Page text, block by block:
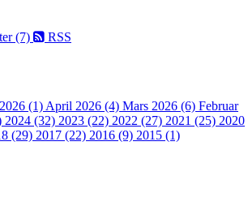
(7) RSS
(1) April 2026 (4) Mars 2026 (6) Februar
2024 (32) 2023 (22) 2022 (27) 2021 (25) 2020
(29) 2017 (22) 2016 (9) 2015 (1)